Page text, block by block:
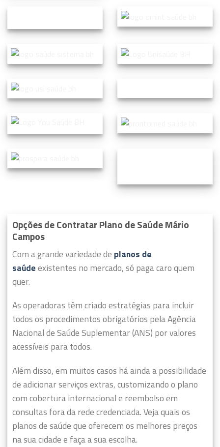
Opções de Contratar Plano de Saúde Mário
Campos
Com a grande variedade de planos de
saúdeexistentes no mercado, só paga caro quem
quer.
As operadoras têm criado estratégias para incluir
todos os procedimentos obrigatórios pela Agência
Nacional de Saúde Suplementar (ANS) por valores
acessíveis para todos.
Além disso, em muitos casos há ainda a possibilidade
de adicionar serviços extras, customizando o plano
com cobertura internacional e reembolso em
consultas fora da rede credenciada. Veja quais os
planos de saúde que oferecem os melhores preços
na sua cidade e faça a sua escolha.